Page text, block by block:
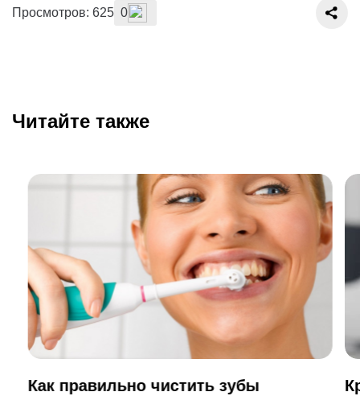
Просмотров: 625 0
Читайте также
Как правильно чистить зубы